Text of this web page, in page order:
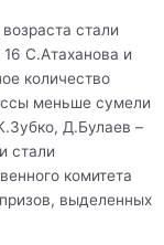
стали
С.Атаханова и
количество
меньше сумели
Д.Булаев –
стали
комитета
выделенных